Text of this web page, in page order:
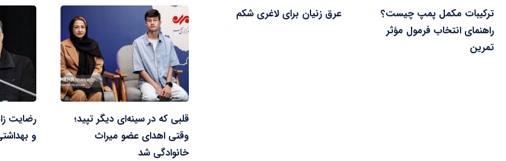
ترکیبات مکمل پمپ چیست؟
راهنمای انتخاب فرمول مؤثر
تمرین
عرق زنیان برای لاغری شکم
قلبی که در سینه‌ای دیگر تپید؛
وقتی اهدای عضو میراث
خانوادگی شد
رضایت
و